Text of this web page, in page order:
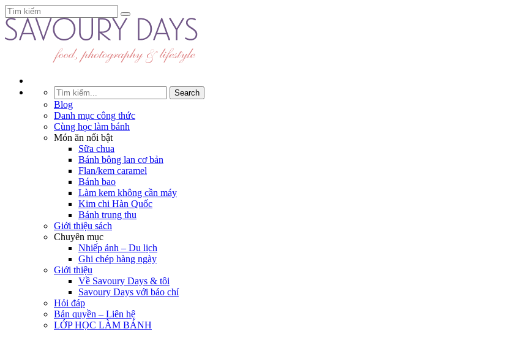
Blog
Danh mục công thức
Cùng học làm bánh
Món ăn nổi bật
Sữa chua
Bánh bông lan cơ bản
Flan/kem caramel
Bánh bao
Làm kem không cần máy
Kim chi Hàn Quốc
Bánh trung thu
Giới thiệu sách
Chuyên mục
Nhiếp ảnh – Du lịch
Ghi chép hàng ngày
Giới thiệu
Về Savoury Days & tôi
Savoury Days với báo chí
Hỏi đáp
Bản quyền – Liên hệ
LỚP HỌC LÀM BÁNH